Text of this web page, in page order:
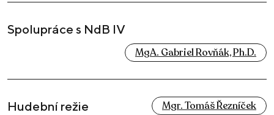
Spolupráce s NdB IV
MgA. Gabriel Rovňák, Ph.D.
Hudební režie Mgr. Tomáš Řezníček